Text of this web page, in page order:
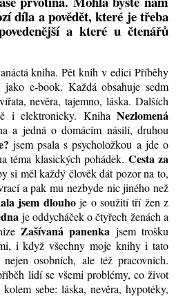
díla a povědět, které je třeba
a které u čtenářů
kniha. Pět knih v edici Příběhy
e-book. Každá obsahuje sedm
nevěra, tajemno, láska. Dalších
i elektronicky. Kniha Nezlomená
a jedná o domácím násilí, druhou
jsem psala s psycholožkou a jde o
téma klasických pohádek. Cesta za
si měl každý člověk dát pozor na to,
a pak mu nezbyde nic jiného než
jsem dlouhoje o soužití tří žen z
je oddycháček o čtyřech ženách a
Zašívaná panenka jsem trošku
i když všechny moje knihy i tato
osobních, ale též pracovních.
lidí se všemi problémy, co život
sebe: láska, nevěra, hypotéky,